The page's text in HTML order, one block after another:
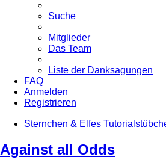
Suche
Mitglieder
Das Team
Liste der Danksagungen
FAQ
Anmelden
Registrieren
Sternchen & Elfes
Against all Odds